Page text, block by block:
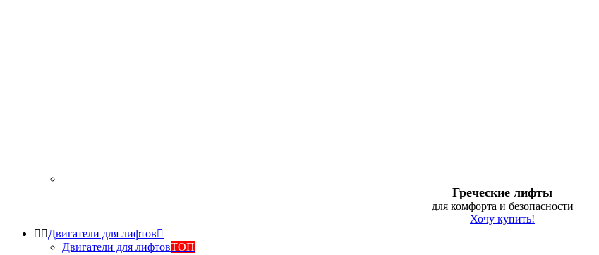
Греческие лифты
для комфорта и безопасности
Хочу купить!
 Двигатели для лифтов
Двигатели для лифтовТОП